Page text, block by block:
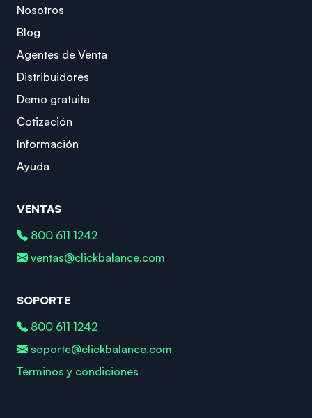
Nosotros
Blog
Agentes de Venta
Distribuidores
Demo gratuita
Cotización
Información
Ayuda
VENTAS
800 611 1242
ventas@clickbalance.com
SOPORTE
800 611 1242
soporte@clickbalance.com
Términos y condiciones